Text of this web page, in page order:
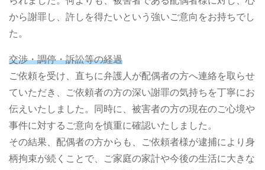
から謝罪し、許しを得たいという強いご意向をお持ちでし
た。
交渉・調停・訴訟等の経過
ご依頼を受け、直ちに弁護人が配偶者の方へ連絡を取らせ
ていただき、ご依頼者の方の深い謝罪の気持ちを丁寧にお
伝えいたしました。同時に、被害者の方の現在のご心境や
事件に対するご意向を慎重に確認いたしました。
その結果、配偶者の方からも、ご依頼者様が逮捕により身
柄拘束が続くことで、ご家庭の家計や今後の生活に大きな